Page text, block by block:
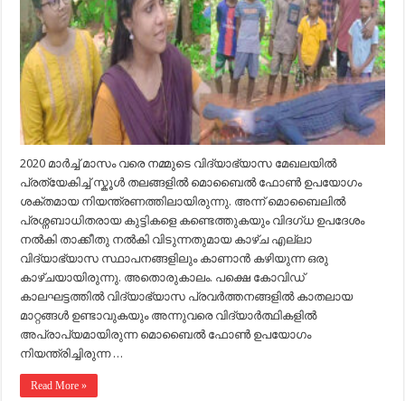
2020 മാർച്ച് മാസം വരെ നമ്മുടെ വിദ്യാഭ്യാസ മേഖലയിൽ
പ്രത്യേകിച്ച് സ്കൂൾ തലങ്ങളിൽ മൊബൈൽ ഫോൺ ഉപയോഗം
ശക്തമായ നിയന്ത്രണത്തിലായിരുന്നു. അന്ന് മൊബൈലിൽ
പ്രശ്നബാധിതരായ കുട്ടികളെ കണ്ടെത്തുകയും വിദഗ്ധ ഉപദേശം
നൽകി താക്കീതു നൽകി വിടുന്നതുമായ കാഴ്ച എല്ലാ
വിദ്യാഭ്യാസ സ്ഥാപനങ്ങളിലും കാണാൻ കഴിയുന്ന ഒരു
കാഴ്ചയായിരുന്നു. അതൊരുകാലം. പക്ഷെ കോവിഡ്
കാലഘട്ടത്തിൽ വിദ്യാഭ്യാസ പ്രവർത്തനങ്ങളിൽ കാതലായ
മാറ്റങ്ങൾ ഉണ്ടാവുകയും അന്നുവരെ വിദ്യാർത്ഥികളിൽ
അപ്രാപ്യമായിരുന്ന മൊബൈൽ ഫോൺ ഉപയോഗം
നിയന്ത്രിച്ചിരുന്ന …
Read More »